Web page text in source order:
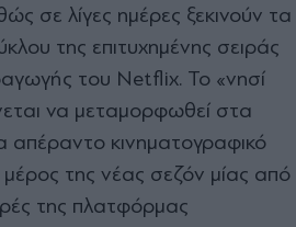
σε λίγες ηµέρες ξεκινούν τα
της επιτυχηµένης σειράς
του Netflix. Το «νησί
να µεταµορφωθεί στα
κινηµατογραφικό
της νέας σεζόν µίας από
της πλατφόρµας